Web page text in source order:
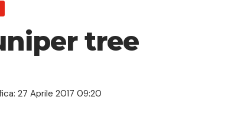
tree
27 Aprile 2017 09:20